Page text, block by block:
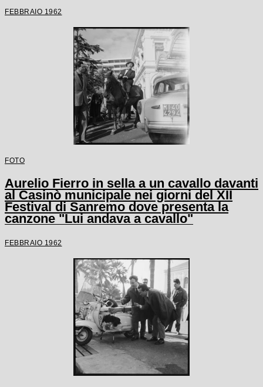
FEBBRAIO 1962
FOTO
Aurelio Fierro in sella a un cavallo davanti
al Casinò municipale nei giorni del XII
Festival di Sanremo dove presenta la
canzone "Lui andava a cavallo"
FEBBRAIO 1962